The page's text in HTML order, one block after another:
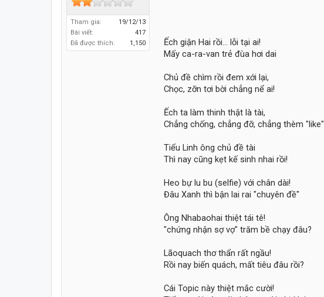
Tham gia:
19/12/13
Bài viết:
417
Đã được thích:
1,150
Ếch giận Hai rồi... lỗi tại ai!
Mấy ca-ra-van trẻ đùa hơi dai
Chủ đề chìm rồi đem xới lại,
Chọc, zỡn tơi bời chẳng nể ai!
Ếch ta làm thinh thật là tài,
Chẳng chống, chẳng đỡ, chẳng thèm "like"
Tiểu Linh ông chủ đề tài
Thì nay cũng kẹt kế sinh nhai rồi!
Heo bự lu bu (selfie) với chân dài!
Đâu Xanh thì bận lai rai "chuyên đề"
Ông Nhabaohai thiệt tái tê!
"chứng nhận sợ vợ" trăm bề chạy đâu?
Lãoquach thơ thẩn rất ngầu!
Rồi nay biến quách, mất tiêu đâu rồi?
Cái Topic này thiệt mắc cười!